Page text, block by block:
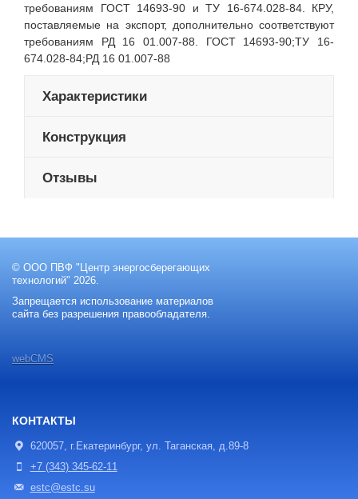
требованиям ГОСТ 14693-90 и ТУ 16-674.028-84. КРУ,
поставляемые на экспорт, дополнительно соответствуют
требованиям РД 16 01.007-88. ГОСТ 14693-90;ТУ 16-
674.028-84;РД 16 01.007-88
Характеристики
Конструкция
Отзывы
© ООО ПВФ "Центр энергосберегающих
технологий" 2026.
Запрещается использование материалов
сайта без разрешения правообладателя.
webCMS
КОНТАКТЫ
620057, г.Екатеринбург, ул. Таганская, д.89-8
+7 (343) 345-62-11
estc@estc.su